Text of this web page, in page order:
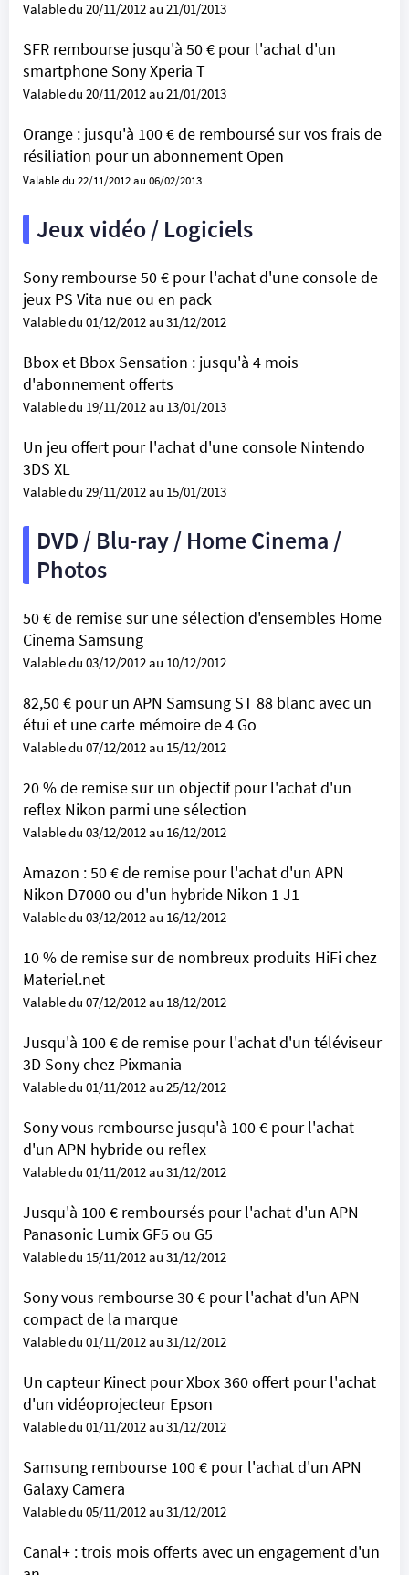
Valable du 20/11/2012 au 21/01/2013
SFR rembourse jusqu'à 50 € pour l'achat d'un
smartphone Sony Xperia T
Valable du 20/11/2012 au 21/01/2013
Orange : jusqu'à 100 € de remboursé sur vos frais de
résiliation pour un abonnement Open
Valable du 22/11/2012 au 06/02/2013
Jeux vidéo / Logiciels
Sony rembourse 50 € pour l'achat d'une console de
jeux PS Vita nue ou en pack
Valable du 01/12/2012 au 31/12/2012
Bbox et Bbox Sensation : jusqu'à 4 mois
d'abonnement offerts
Valable du 19/11/2012 au 13/01/2013
Un jeu offert pour l'achat d'une console Nintendo
3DS XL
Valable du 29/11/2012 au 15/01/2013
DVD / Blu-ray / Home Cinema /
Photos
50 € de remise sur une sélection d'ensembles Home
Cinema Samsung
Valable du 03/12/2012 au 10/12/2012
82,50 € pour un APN Samsung ST 88 blanc avec un
étui et une carte mémoire de 4 Go
Valable du 07/12/2012 au 15/12/2012
20 % de remise sur un objectif pour l'achat d'un
reflex Nikon parmi une sélection
Valable du 03/12/2012 au 16/12/2012
Amazon : 50 € de remise pour l'achat d'un APN
Nikon D7000 ou d'un hybride Nikon 1 J1
Valable du 03/12/2012 au 16/12/2012
10 % de remise sur de nombreux produits HiFi chez
Materiel.net
Valable du 07/12/2012 au 18/12/2012
Jusqu'à 100 € de remise pour l'achat d'un téléviseur
3D Sony chez Pixmania
Valable du 01/11/2012 au 25/12/2012
Sony vous rembourse jusqu'à 100 € pour l'achat
d'un APN hybride ou reflex
Valable du 01/11/2012 au 31/12/2012
Jusqu'à 100 € remboursés pour l'achat d'un APN
Panasonic Lumix GF5 ou G5
Valable du 15/11/2012 au 31/12/2012
Sony vous rembourse 30 € pour l'achat d'un APN
compact de la marque
Valable du 01/11/2012 au 31/12/2012
Un capteur Kinect pour Xbox 360 offert pour l'achat
d'un vidéoprojecteur Epson
Valable du 01/11/2012 au 31/12/2012
Samsung rembourse 100 € pour l'achat d'un APN
Galaxy Camera
Valable du 05/11/2012 au 31/12/2012
Canal+ : trois mois offerts avec un engagement d'un